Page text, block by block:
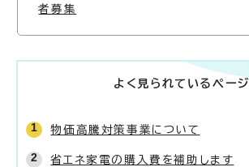
者募集
よく見られているページ
物価高騰対策事業について
省エネ家電の購入費を補助します